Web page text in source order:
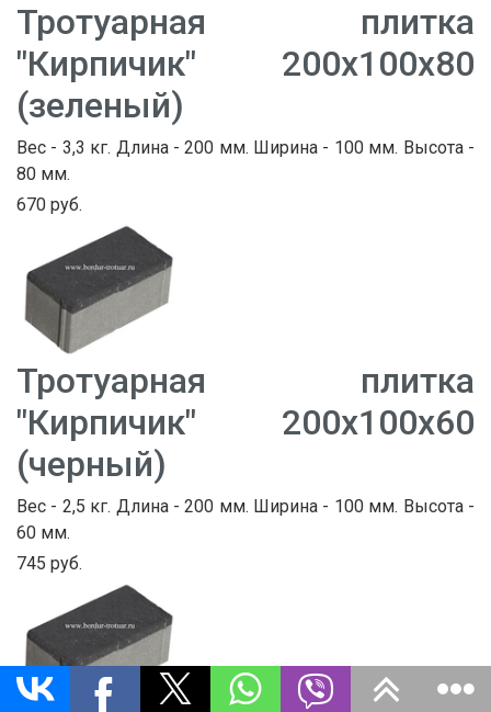
Тротуарная плитка
"Кирпичик" 200х100х80
(зеленый)
Вес - 3,3 кг. Длина - 200 мм. Ширина - 100 мм. Высота -
80 мм.
670 руб.
Тротуарная плитка
"Кирпичик" 200х100х60
(черный)
Вес - 2,5 кг. Длина - 200 мм. Ширина - 100 мм. Высота -
60 мм.
745 руб.